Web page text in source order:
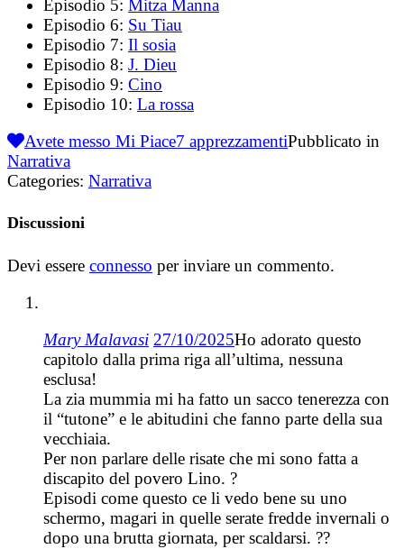
Episodio 5: Mitza Manna
Episodio 6: Su Tiau
Episodio 7: Il sosia
Episodio 8: J. Dieu
Episodio 9: Cino
Episodio 10: La rossa
Avete messo Mi Piace7 apprezzamentiPubblicato in
Narrativa
Categories: Narrativa
Discussioni
Devi essere connesso per inviare un commento.
Mary Malavasi 27/10/2025Ho adorato questo
capitolo dalla prima riga all’ultima, nessuna
esclusa!
La zia mummia mi ha fatto un sacco tenerezza con
il “tutone” e le abitudini che fanno parte della sua
vecchiaia.
Per non parlare delle risate che mi sono fatta a
discapito del povero Lino. ?
Episodi come questo ce li vedo bene su uno
schermo, magari in quelle serate fredde invernali o
dopo una brutta giornata, per scaldarsi. ??